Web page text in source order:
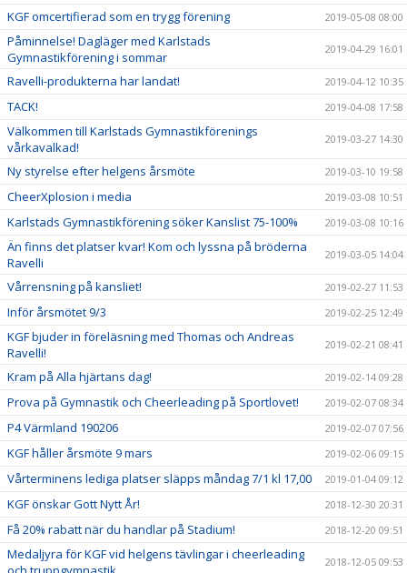
KGF omcertifierad som en trygg förening 2019-05-08 08:00
Påminnelse! Dagläger med Karlstads
Gymnastikförening i sommar
2019-04-29 16:01
Ravelli-produkterna har landat! 2019-04-12 10:35
TACK! 2019-04-08 17:58
Välkommen till Karlstads Gymnastikförenings
vårkavalkad!
2019-03-27 14:30
Ny styrelse efter helgens årsmöte 2019-03-10 19:58
CheerXplosion i media 2019-03-08 10:51
Karlstads Gymnastikförening söker Kanslist 75-100% 2019-03-08 10:16
Än finns det platser kvar! Kom och lyssna på bröderna
Ravelli
2019-03-05 14:04
Vårrensning på kansliet! 2019-02-27 11:53
Inför årsmötet 9/3 2019-02-25 12:49
KGF bjuder in föreläsning med Thomas och Andreas
Ravelli!
2019-02-21 08:41
Kram på Alla hjärtans dag! 2019-02-14 09:28
Prova på Gymnastik och Cheerleading på Sportlovet! 2019-02-07 08:34
P4 Värmland 190206 2019-02-07 07:56
KGF håller årsmöte 9 mars 2019-02-06 09:15
Vårterminens lediga platser släpps måndag 7/1 kl 17,00 2019-01-04 09:12
KGF önskar Gott Nytt År! 2018-12-30 20:31
Få 20% rabatt när du handlar på Stadium! 2018-12-20 09:51
Medaljyra för KGF vid helgens tävlingar i cheerleading
2018-12-05 09:53